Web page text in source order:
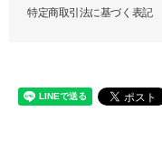
特定商取引法に基づく表記